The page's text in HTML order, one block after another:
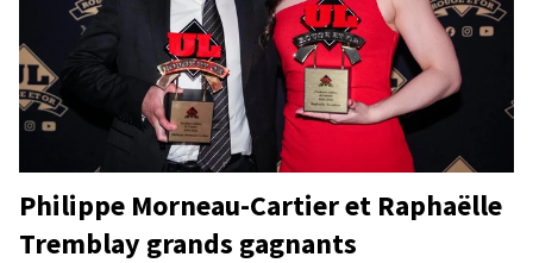
Philippe Morneau-Cartier et Raphaëlle
Tremblay grands gagnants